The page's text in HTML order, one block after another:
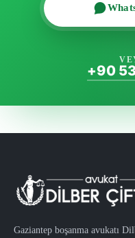
+90
Gaziantep boşanma avukatı